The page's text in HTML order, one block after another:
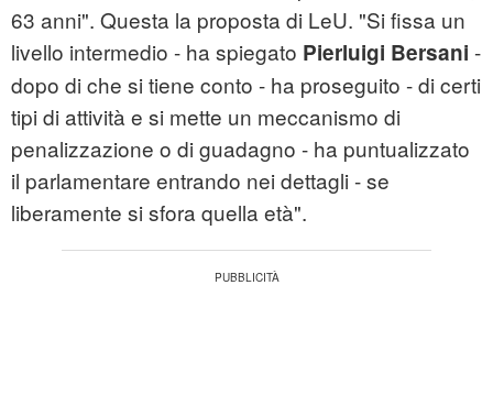
63 anni". Questa la proposta di LeU. "Si fissa un
livello intermedio - ha spiegato Pierluigi Bersani -
dopo di che si tiene conto - ha proseguito - di certi
tipi di attività e si mette un meccanismo di
penalizzazione o di guadagno - ha puntualizzato
il parlamentare entrando nei dettagli - se
liberamente si sfora quella età".